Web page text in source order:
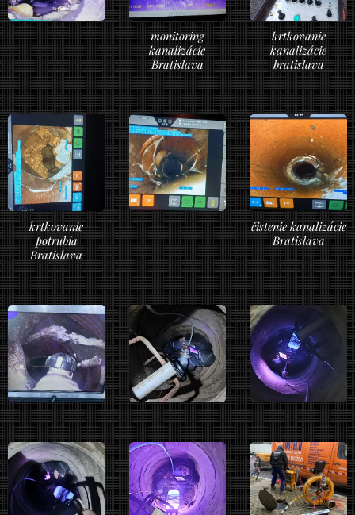
monitoring
kanalizácie
Bratislava
krtkovanie
kanalizácie
bratislava
krtkovanie
potrubia
Bratislava
čistenie kanalizácie
Bratislava